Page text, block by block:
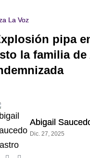
La Voz
pipa
la familia
Abigail
Dic. 27, 2025